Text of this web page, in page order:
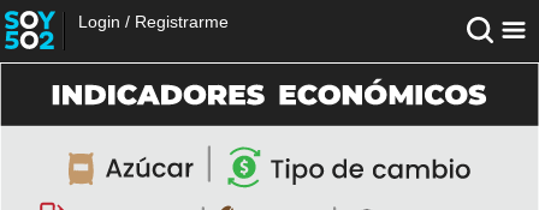
Login / Registrarme